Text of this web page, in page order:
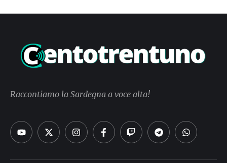
Raccontiamo la Sardegna a voce alta!